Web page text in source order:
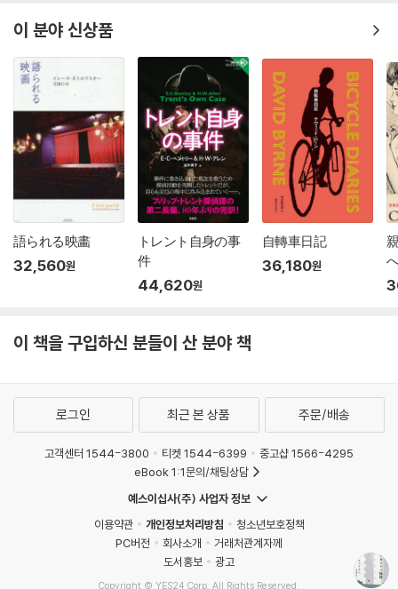
이 분야 신상품
語られる映畵
32,560원
トレント自身の事
件
44,620원
自轉車日記
36,180원
이 책을 구입하신 분들이 산 분야 책
로그인 최근 본 상품 주문/배송
고객센터 1544-3800 티켓 1544-6399
중고샵 1566-4295
eBook 1:1문의/채팅상담
예스이십사(주) 사업자 정보
이용약관
개인정보처리방침
청소년보호정책
PC버전
회사소개
거래처관계자께
도서홍보
광고
Copyright © YES24 Corp. All Rights Reserved.